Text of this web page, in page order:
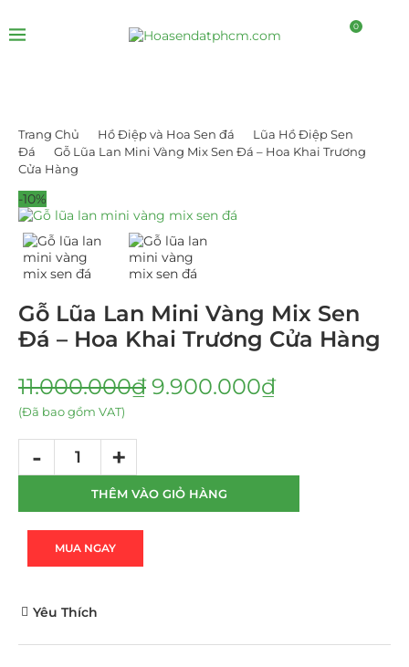
0
Trang Chủ Hồ Điệp và Hoa Sen đá
Lũa Hồ Điệp Sen
Đá
Gỗ Lũa Lan Mini Vàng Mix Sen Đá – Hoa Khai Trương
Cửa Hàng
-10%
Gỗ Lũa Lan Mini Vàng Mix Sen
Đá – Hoa Khai Trương Cửa Hàng
11.000.000₫ 9.900.000₫
(Đã bao gồm VAT)
THÊM VÀO GIỎ HÀNG
MUA NGAY
Yêu Thích